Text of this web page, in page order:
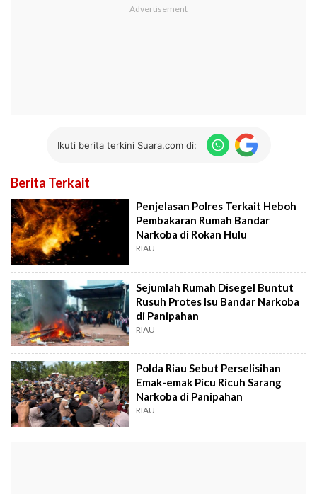
Ikuti berita terkini Suara.com di:
Berita Terkait
Penjelasan Polres Terkait Heboh
Pembakaran Rumah Bandar
Narkoba di Rokan Hulu
RIAU
Sejumlah Rumah Disegel Buntut
Rusuh Protes Isu Bandar Narkoba
di Panipahan
RIAU
Polda Riau Sebut Perselisihan
Emak-emak Picu Ricuh Sarang
Narkoba di Panipahan
RIAU